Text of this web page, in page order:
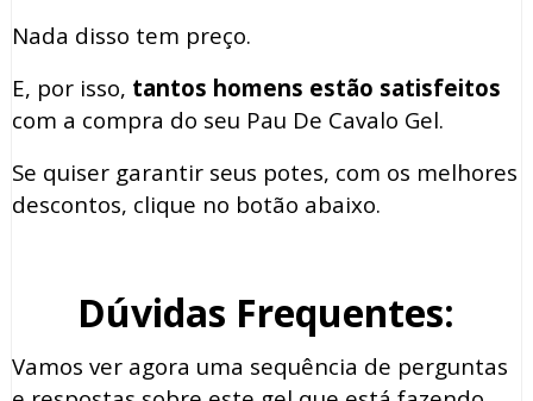
Nada disso tem preço.
E, por isso, tantos homens estão satisfeitos
com a compra do seu Pau De Cavalo Gel.
Se quiser garantir seus potes, com os melhores
descontos, clique no botão abaixo.
Dúvidas Frequentes:
Vamos ver agora uma sequência de perguntas